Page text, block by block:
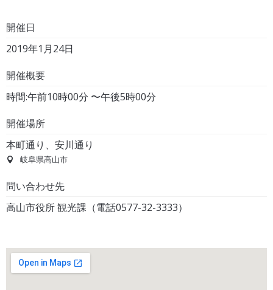
開催日
2019年1月24日
開催概要
時間:午前10時00分 〜午後5時00分
開催場所
本町通り、安川通り
岐阜県高山市
問い合わせ先
高山市役所 観光課（電話0577-32-3333）